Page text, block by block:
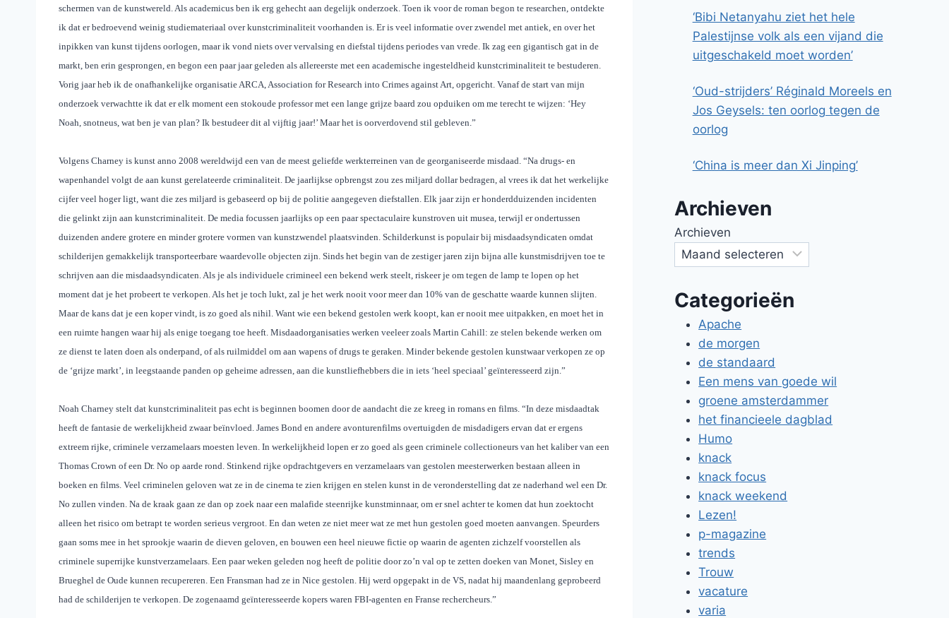
schermen van de kunstwereld. Als academicus ben ik erg gehecht aan degelijk onderzoek. Toen ik voor de roman begon te researchen, ontdekte
ik dat er bedroevend weinig studiemateriaal over kunstcriminaliteit voorhanden is. Er is veel informatie over zwendel met antiek, en over het
inpikken van kunst tijdens oorlogen, maar ik vond niets over vervalsing en diefstal tijdens periodes van vrede. Ik zag een gigantisch gat in de
markt, ben erin gesprongen, en begon een paar jaar geleden als allereerste met een academische ingesteldheid kunstcriminaliteit te bestuderen.
Vorig jaar heb ik de onafhankelijke organisatie ARCA, Association for Research into Crimes against Art, opgericht. Vanaf de start van mijn
onderzoek verwachtte ik dat er elk moment een stokoude professor met een lange grijze baard zou opduiken om me terecht te wijzen: ‘Hey
Noah, snotneus, wat ben je van plan? Ik bestudeer dit al vijftig jaar!’ Maar het is oorverdovend stil gebleven.”
Volgens Charney is kunst anno 2008 wereldwijd een van de meest geliefde werkterreinen van de georganiseerde misdaad. “Na drugs- en
wapenhandel volgt de aan kunst gerelateerde criminaliteit. De jaarlijkse opbrengst zou zes miljard dollar bedragen, al vrees ik dat het werkelijke
cijfer veel hoger ligt, want die zes miljard is gebaseerd op bij de politie aangegeven diefstallen. Elk jaar zijn er honderdduizenden incidenten
die gelinkt zijn aan kunstcriminaliteit. De media focussen jaarlijks op een paar spectaculaire kunstroven uit musea, terwijl er ondertussen
duizenden andere grotere en minder grotere vormen van kunstzwendel plaatsvinden. Schilderkunst is populair bij misdaadsyndicaten omdat
schilderijen gemakkelijk transporteerbare waardevolle objecten zijn. Sinds het begin van de zestiger jaren zijn bijna alle kunstmisdrijven toe te
schrijven aan die misdaadsyndicaten. Als je als individuele crimineel een bekend werk steelt, riskeer je om tegen de lamp te lopen op het
moment dat je het probeert te verkopen. Als het je toch lukt, zal je het werk nooit voor meer dan 10% van de geschatte waarde kunnen slijten.
Maar de kans dat je een koper vindt, is zo goed als nihil. Want wie een bekend gestolen werk koopt, kan er nooit mee uitpakken, en moet het in
een ruimte hangen waar hij als enige toegang toe heeft. Misdaadorganisaties werken veeleer zoals Martin Cahill: ze stelen bekende werken om
ze dienst te laten doen als onderpand, of als ruilmiddel om aan wapens of drugs te geraken. Minder bekende gestolen kunstwaar verkopen ze op
de ‘grijze markt’, in leegstaande panden op geheime adressen, aan die kunstliefhebbers die in iets ‘heel speciaal’ geïnteresseerd zijn.”
Noah Charney stelt dat kunstcriminaliteit pas echt is beginnen boomen door de aandacht die ze kreeg in romans en films. “In deze misdaadtak
heeft de fantasie de werkelijkheid zwaar beïnvloed. James Bond en andere avonturenfilms overtuigden de misdadigers ervan dat er ergens
extreem rijke, criminele verzamelaars moesten leven. In werkelijkheid lopen er zo goed als geen criminele collectioneurs van het kaliber van een
Thomas Crown of een Dr. No op aarde rond. Stinkend rijke opdrachtgevers en verzamelaars van gestolen meesterwerken bestaan alleen in
boeken en films. Veel criminelen geloven wat ze in de cinema te zien krijgen en stelen kunst in de veronderstelling dat ze naderhand wel een Dr.
No zullen vinden. Na de kraak gaan ze dan op zoek naar een malafide steenrijke kunstminnaar, om er snel achter te komen dat hun zoektocht
alleen het risico om betrapt te worden serieus vergroot. En dan weten ze niet meer wat ze met hun gestolen goed moeten aanvangen. Speurders
gaan soms mee in het sprookje waarin de dieven geloven, en bouwen een heel nieuwe fictie op waarin de agenten zichzelf voorstellen als
criminele superrijke kunstverzamelaars. Een paar weken geleden nog heeft de politie door zo’n val op te zetten doeken van Monet, Sisley en
Brueghel de Oude kunnen recupereren. Een Fransman had ze in Nice gestolen. Hij werd opgepakt in de VS, nadat hij maandenlang geprobeerd
had de schilderijen te verkopen. De zogenaamd geïnteresseerde kopers waren FBI-agenten en Franse rechercheurs.”
‘Bibi Netanyahu ziet het hele
Palestijnse volk als een vijand die
uitgeschakeld moet worden’
‘Oud-strijders’ Réginald Moreels en
Jos Geysels: ten oorlog tegen de
oorlog
‘China is meer dan Xi Jinping’
Archieven
Archieven
Categorieën
Apache
de morgen
de standaard
Een mens van goede wil
groene amsterdammer
het financieele dagblad
Humo
knack
knack focus
knack weekend
Lezen!
p-magazine
trends
Trouw
vacature
varia